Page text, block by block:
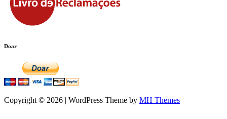
Doar
Copyright © 2026 | WordPress Theme by MH Themes